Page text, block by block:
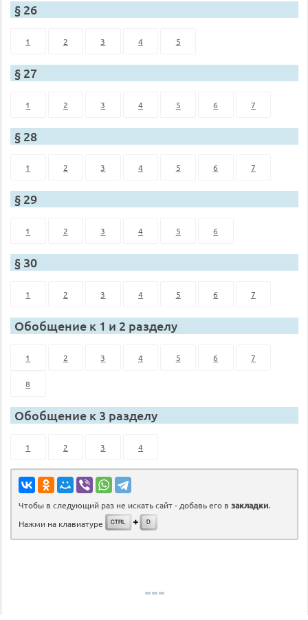
§ 26
1 2 3 4 5
§ 27
1 2 3 4 5 6 7
§ 28
1 2 3 4 5 6 7
§ 29
1 2 3 4 5 6
§ 30
1 2 3 4 5 6 7
Обобщение к 1 и 2 разделу
1 2 3 4 5 6 7
8
Обобщение к 3 разделу
1 2 3 4
Чтобы в следующий раз не искать сайт - добавь его в закладки.
Нажми на клавиатуре